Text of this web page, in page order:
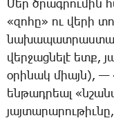
Մեր ծրագ­րու­մին
«զո­հը» ու վե­րի
վեր­ջաց­նե­լէ ետք,
օ­րի­նակ միայն), —
են­թադ­րեալ